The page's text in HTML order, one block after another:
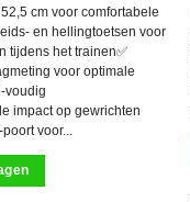
(1)
(34)
cm voor comfortabele
en hellingtoetsen voor
tijdens het trainen✅
voor optimale
voudig
impact op gewrichten
voor...